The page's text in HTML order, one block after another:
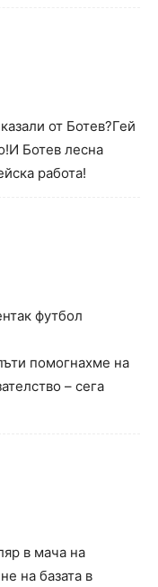
от Ботев?Гей
Ботев лесна
работа!
футбол
помогнахме на
– сега
в мача на
на базата в